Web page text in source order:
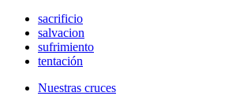
sacrificio
salvacion
sufrimiento
tentación
Nuestras cruces